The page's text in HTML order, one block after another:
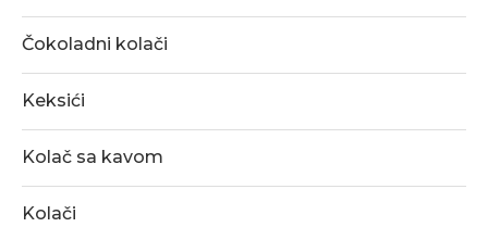
Čokoladni kolači
Keksići
Kolač sa kavom
Kolači